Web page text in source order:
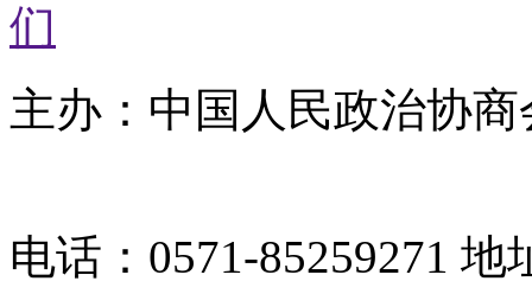
们
主办：中国人民政治协
电话：0571-85259271